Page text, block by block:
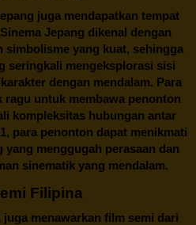
juga mendapatkan tempat
Jepang dikenal dengan
simbolisme yang kuat, sehingga
seringkali mengeksplorasi sisi
dengan mendalam. Para
ragu untuk membawa penonton
kompleksitas hubungan antar
, para penonton dapat menikmati
yang menggugah perasaan dan
sinematik yang mendalam.
Filipina
juga menawarkan film semi dari